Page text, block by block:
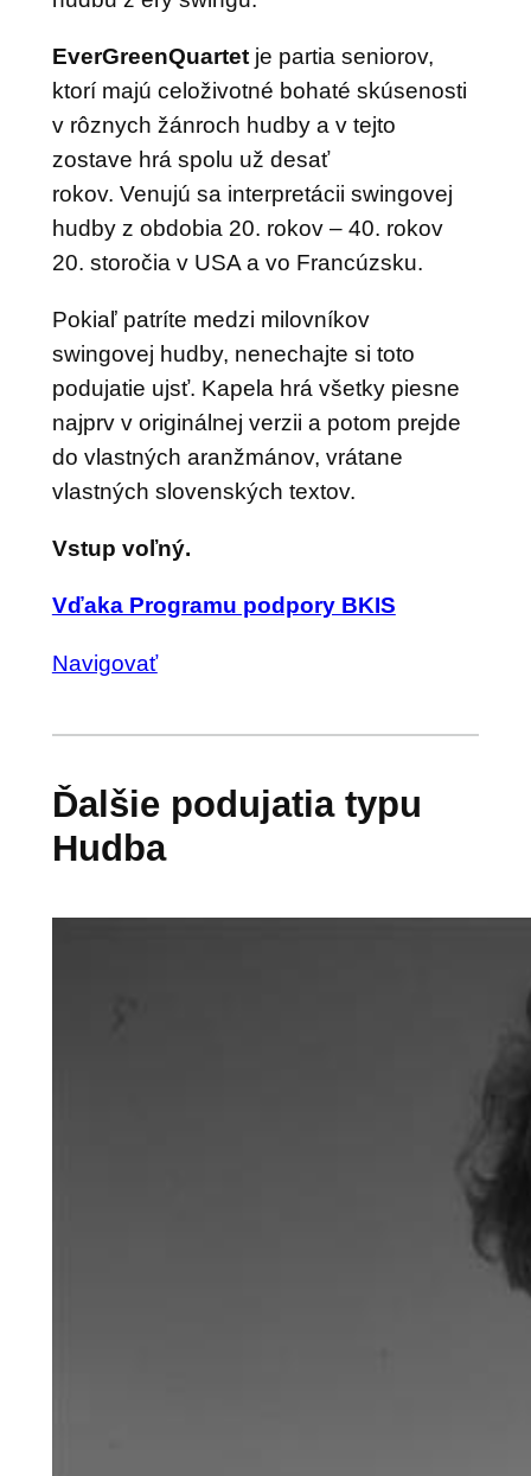
EverGreenQuartetje partia seniorov,
ktorí majú celoživotné bohaté skúsenosti
v rôznych žánroch hudby a v tejto
zostave hrá spolu už desať
rokov. Venujú sa interpretácii swingovej
hudby z obdobia 20. rokov – 40. rokov
20. storočia v USA a vo Francúzsku.
Pokiaľ patríte medzi milovníkov
swingovej hudby, nenechajte si toto
podujatie ujsť. Kapela hrá všetky piesne
najprv v originálnej verzii a potom prejde
do vlastných aranžmánov, vrátane
vlastných slovenských textov.
Vstup voľný.
Vďaka Programu podpory BKIS
Navigovať
Ďalšie podujatia typu
Hudba